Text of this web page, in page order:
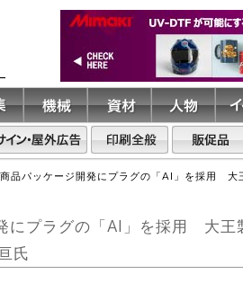
商品パッケージ開発にプラグの「AI」を採用
にプラグの「AI」を採用 大
氏